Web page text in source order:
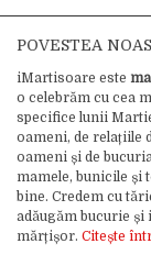
POVESTEA
iMartisoare este
o celebrăm cu cea
specifice lunii
oameni, de relațiile
oameni și de
mamele, bunicile și
bine. Credem cu
adăugăm bucurie
mărțișor. Citește